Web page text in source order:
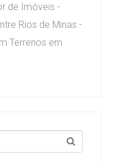
de Imóveis -
Rios de Minas -
Terrenos em